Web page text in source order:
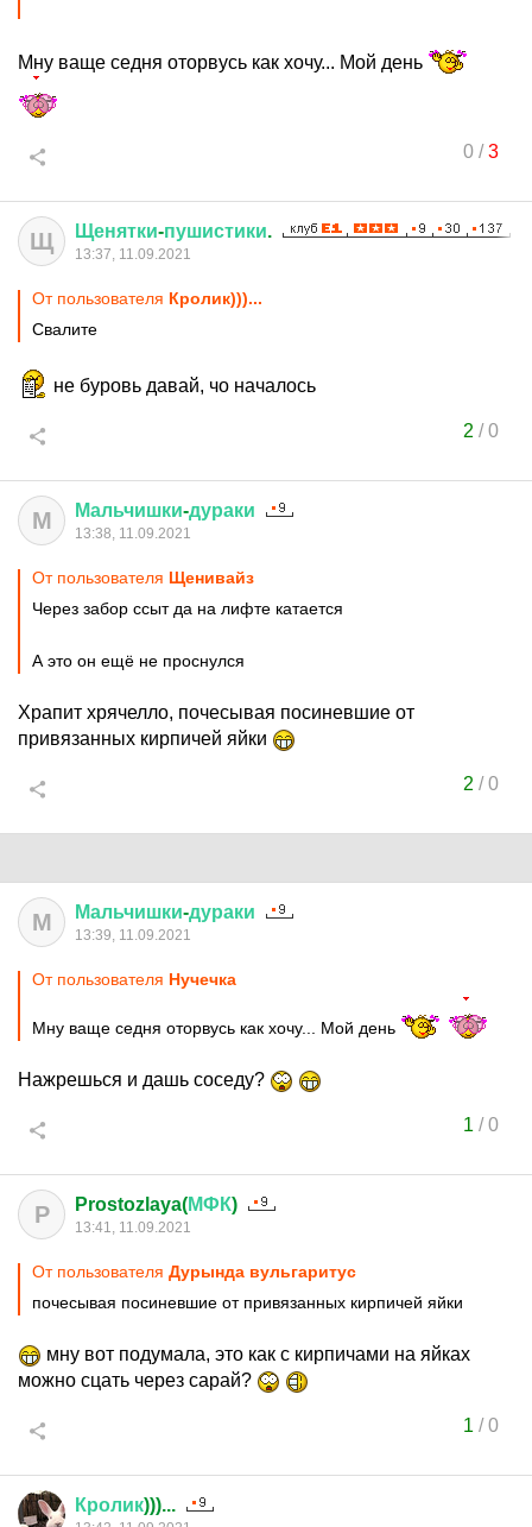
Мну ваще седня оторвусь как хочу... Мой день
0/3
Щ Щенятки-пушистики.
13:37, 11.09.2021
От пользователя Кролик)))...
Свалите
не буровь давай, чо началось
2 /0
М Мальчишки-дураки
13:38, 11.09.2021
От пользователя Щенивайз
Через забор ссыт да на лифте катается
А это он ещё не проснулся
Храпит хрячелло, почесывая посиневшие от
привязанных кирпичей яйки
2 /0
М Мальчишки-дураки
13:39, 11.09.2021
От пользователя Нучечка
Мну ваще седня оторвусь как хочу... Мой день
Нажрешься и дашь соседу?
1 /0
P Prostozlaya(МФК)
13:41, 11.09.2021
От пользователя Дурында вульгаритус
почесывая посиневшие от привязанных кирпичей яйки
мну вот подумала, это как с кирпичами на яйках
можно сцать через сарай?
1 /0
Кролик)))...